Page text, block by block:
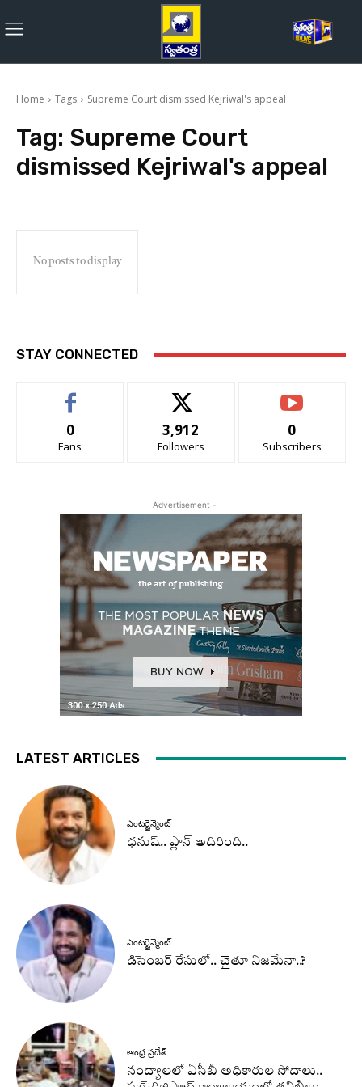
Home Tags Supreme Court dismissed Kejriwal's appeal
Tag: Supreme Court
dismissed Kejriwal's appeal
No posts to display
STAY CONNECTED
0
Fans
3,912
Followers
0
Subscribers
- Advertisement -
LATEST ARTICLES
ఎంటర్టైన్మెంట్
ధనుష్‌.. ప్లాన్ అదిరింది..
ఎంటర్టైన్మెంట్
డిసెంబర్ రేసులో.. చైతూ నిజమేనా..?
ఆంధ్ర ప్రదేశ్
నంద్యాలలో ఏసీబీ అధికారుల సోదాలు..